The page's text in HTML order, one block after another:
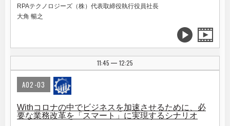
RPAテクノロジーズ（株）代表取締役執行役員社長
大角 暢之
11:45 | 12:25
A02-03
Withコロナの中でビジネスを加速させるために、必
要な業務改革を「スマート」に実現するシナリオ